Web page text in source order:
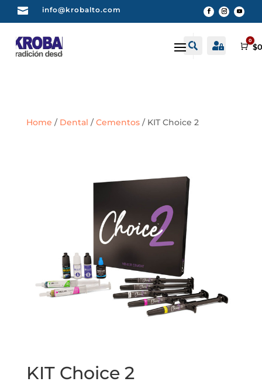
 info@krobalto.com
 Buscar
 Cuenta
0
$
Home / Dental /Cementos/ KIT Choice 2
KIT Choice 2